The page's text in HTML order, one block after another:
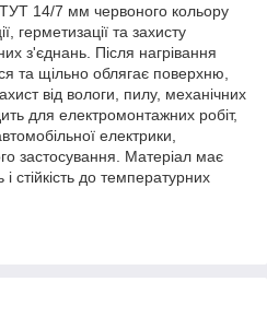
14/7 мм червоного кольору
герметизації та захисту
з'єднань. Після нагрівання
та щільно облягає поверхню,
від вологи, пилу, механічних
для електромонтажних робіт,
електрики,
застосування. Матеріал має
і стійкість до температурних